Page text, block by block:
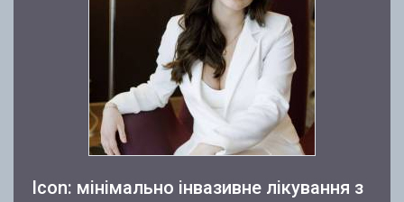
Icon: мінімально інвазивне лікування з